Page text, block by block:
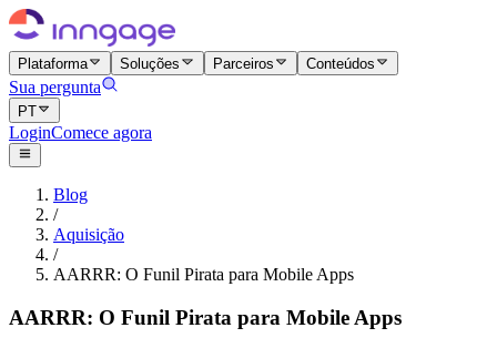
Plataforma Soluções Parceiros Conteúdos
Sua pergunta
PT
LoginComece agora
Blog
/
Aquisição
/
AARRR: O Funil Pirata para Mobile Apps
AARRR: O Funil Pirata para Mobile Apps